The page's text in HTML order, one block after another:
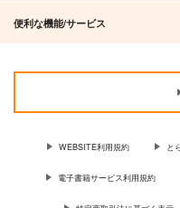
便利な機能/サービス
WEBSITE利用規約 と
電子書籍サービス利用規約